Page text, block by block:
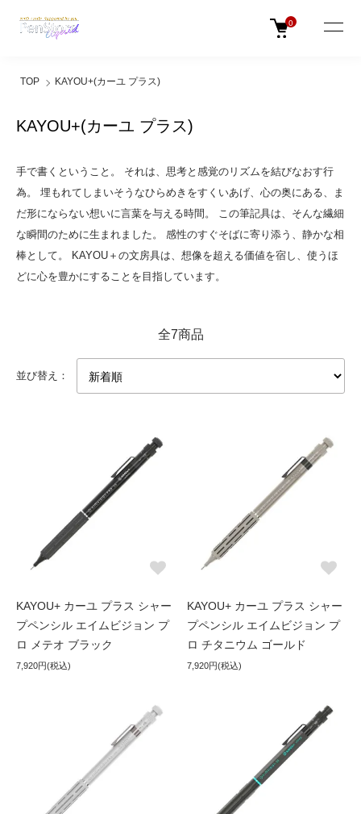
0
TOP KAYOU+(カーユ プラス)
KAYOU+(カーユ プラス)
手で書くということ。 それは、思考と感覚のリズムを結びなおす行
為。 埋もれてしまいそうなひらめきをすくいあげ、心の奥にある、ま
だ形にならない想いに言葉を与える時間。 この筆記具は、そんな繊細
な瞬間のために生まれました。 感性のすぐそばに寄り添う、静かな相
棒として。 KAYOU＋の文房具は、想像を超える価値を宿し、使うほ
どに心を豊かにすることを目指しています。
全7商品
並び替え：
KAYOU+ カーユ プラス シャー
プペンシル エイムビジョン プ
ロ メテオ ブラック
7,920円(税込)
KAYOU+ カーユ プラス シャー
プペンシル エイムビジョン プ
ロ チタニウム ゴールド
7,920円(税込)